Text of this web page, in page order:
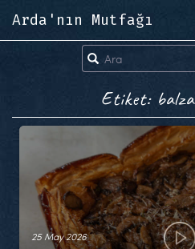
Arda'nın Mutfağı
Etiket:
25 May 2026